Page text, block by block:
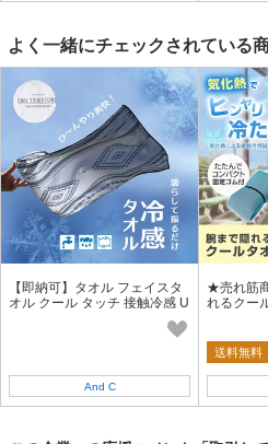
よく一緒にチェックされている
【即納可】タオル フェイスタ
オル クール タッチ 接触冷感 U
And C
★売れ筋
れるクー
送料無料